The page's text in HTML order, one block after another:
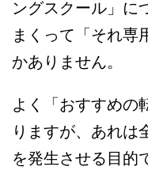
ングスクール」に
まくって「それ専
かありません。
よく「おすすめ
りますが、あれは
を発生させる目的